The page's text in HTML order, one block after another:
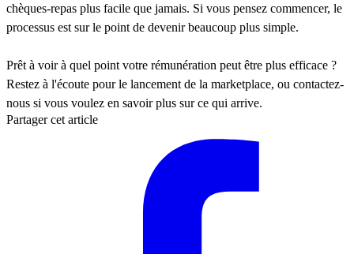
chèques-repas plus facile que jamais. Si vous pensez commencer, le
processus est sur le point de devenir beaucoup plus simple.
Prêt à voir à quel point votre rémunération peut être plus efficace ?
Restez à l'écoute pour le lancement de la marketplace, ou contactez-
nous si vous voulez en savoir plus sur ce qui arrive.
Partager cet article